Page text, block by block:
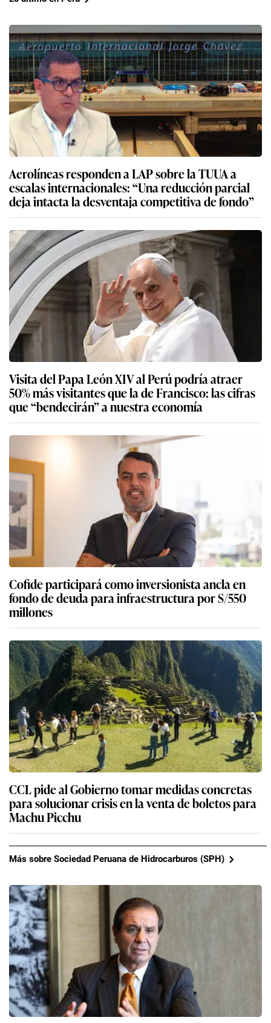
Aerolíneas responden a LAP sobre la TUUA a
escalas internacionales: “Una reducción parcial
deja intacta la desventaja competitiva de fondo”
Visita del Papa León XIV al Perú podría atraer
50% más visitantes que la de Francisco: las cifras
que “bendecirán” a nuestra economía
Cofide participará como inversionista ancla en
fondo de deuda para infraestructura por S/550
millones
CCL pide al Gobierno tomar medidas concretas
para solucionar crisis en la venta de boletos para
Machu Picchu
Más sobre Sociedad Peruana de Hidrocarburos (SPH)